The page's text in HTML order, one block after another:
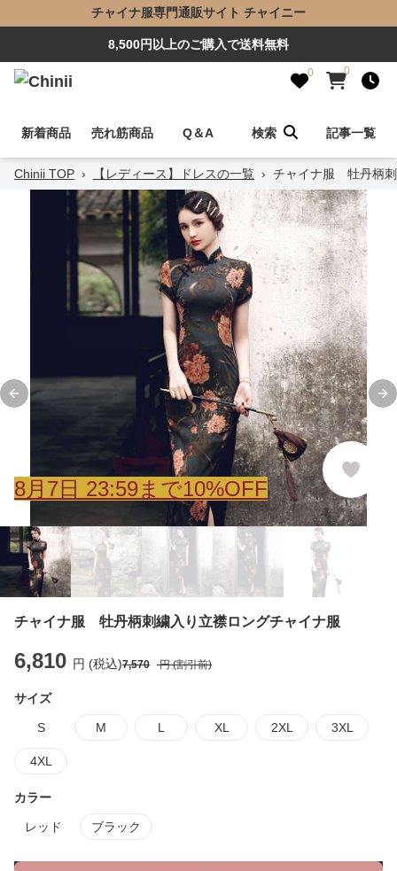
チャイナ服専門通販サイト チャイニー
8,500円以上のご購入で送料無料
0 0
新着商品 売れ筋商品 Q＆A 検索 記事一覧
Chinii TOP › 【レディース】ドレスの一覧 › チャイナ服 牡丹柄刺
Previous slide
8月 7 日 23:59まで10%OFF
チャイナ服 牡丹柄刺繍入り立襟ロングチャイナ服
6,810 円 (税込)7,570 円 (割引前)
サイズ
S M L XL 2XL 3XL
4XL
カラー
レッド ブラック